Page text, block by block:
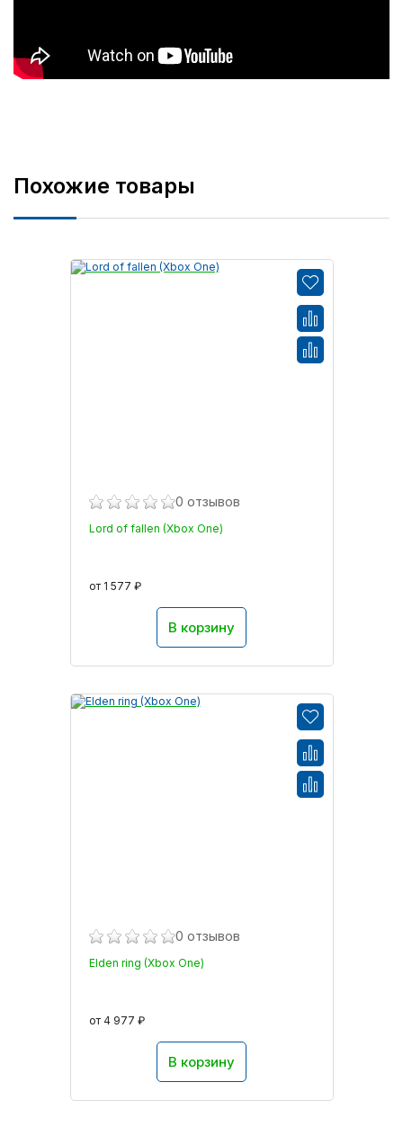
Похожие товары
0 отзывов
Lord of fallen (Xbox One)
от 1 577 ₽
В корзину
0 отзывов
Elden ring (Xbox One)
от 4 977 ₽
В корзину